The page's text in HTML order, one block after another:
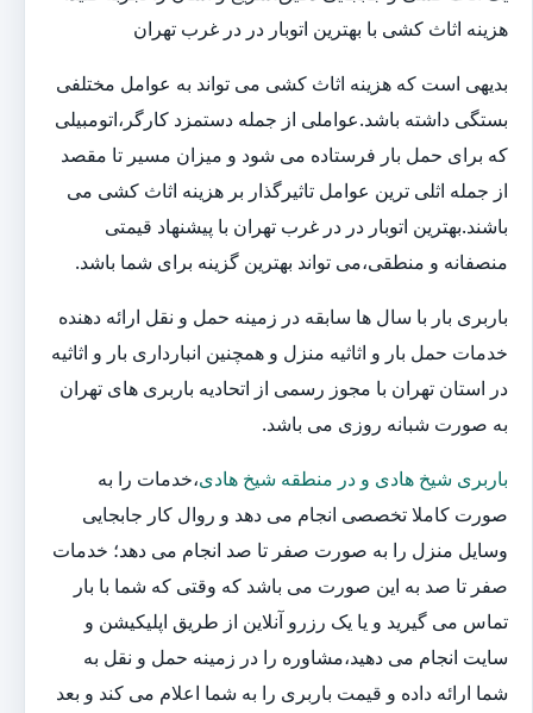
هزینه اثاث کشی با بهترین اتوبار در در غرب تهران
بدیهی است که هزینه اثاث کشی می تواند به عوامل مختلفی
بستگی داشته باشد.عواملی از جمله دستمزد کارگر،اتومبیلی
که برای حمل بار فرستاده می شود و میزان مسیر تا مقصد
از جمله اثلی ترین عوامل تاثیرگذار بر هزینه اثاث کشی می
باشند.بهترین اتوبار در در غرب تهران با پیشنهاد قیمتی
منصفانه و منطقی،می تواند بهترین گزینه برای شما باشد.
باربری بار با سال ها سابقه در زمینه حمل و نقل ارائه دهنده
خدمات حمل بار و اثاثیه منزل و همچنین انبارداری بار و اثاثیه
در استان تهران با مجوز رسمی از اتحادیه باربری های تهران
به صورت شبانه روزی می باشد.
باربری شیخ هادی و در منطقه شیخ هادی،خدمات را به
صورت کاملا تخصصی انجام می دهد و روال کار جابجایی
وسایل منزل را به صورت صفر تا صد انجام می دهد؛ خدمات
صفر تا صد به این صورت می باشد که وقتی که شما با بار
تماس می گیرید و یا یک رزرو آنلاین از طریق اپلیکیشن و
سایت انجام می دهید،مشاوره را در زمینه حمل و نقل به
شما ارائه داده و قیمت باربری را به شما اعلام می کند و بعد